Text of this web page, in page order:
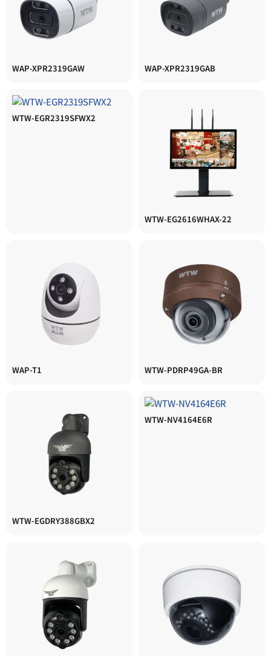
WAP-XPR2319GAW WAP-XPR2319GAB
WTW-EGR2319SFWX2
WTW-EG2616WHAX-22
WAP-T1 WTW-PDRP49GA-BR
WTW-EGDRY388GBX2
WTW-NV4164E6R